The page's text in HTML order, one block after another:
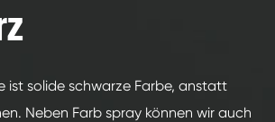
ist solide schwarze Farbe, anstatt
Neben Farb spray können wir auch